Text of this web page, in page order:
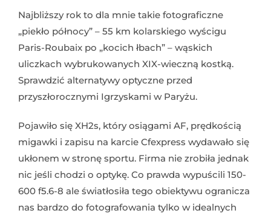
Najbliższy rok to dla mnie takie fotograficzne
„piekło północy” – 55 km kolarskiego wyścigu
Paris-Roubaix po „kocich łbach” – wąskich
uliczkach wybrukowanych XIX-wieczną kostką.
Sprawdzić alternatywy optyczne przed
przyszłorocznymi Igrzyskami w Paryżu.
Pojawiło się XH2s, który osiągami AF, prędkością
migawki i zapisu na karcie Cfexpress wydawało się
ukłonem w stronę sportu. Firma nie zrobiła jednak
nic jeśli chodzi o optykę. Co prawda wypuścili 150-
600 f5.6-8 ale światłosiła tego obiektywu ogranicza
nas bardzo do fotografowania tylko w idealnych